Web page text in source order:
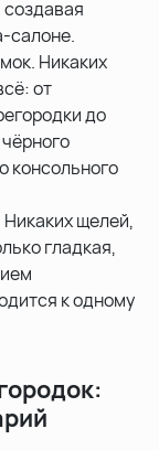
создавая
салоне.
Никаких
от
до
консольного
Никаких щелей,
гладкая,
к одному